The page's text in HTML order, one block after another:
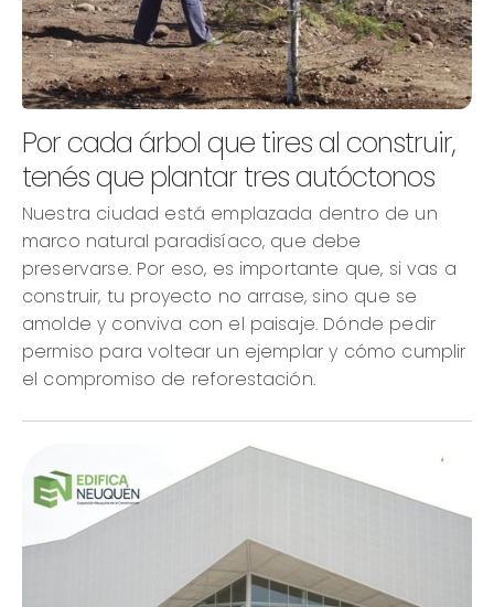
Por cada árbol que tires al construir,
tenés que plantar tres autóctonos
Nuestra ciudad está emplazada dentro de un
marco natural paradisíaco, que debe
preservarse. Por eso, es importante que, si vas a
construir, tu proyecto no arrase, sino que se
amolde y conviva con el paisaje. Dónde pedir
permiso para voltear un ejemplar y cómo cumplir
el compromiso de reforestación.